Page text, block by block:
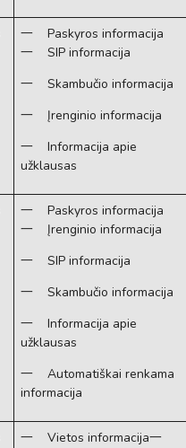
一 Paskyros informacija
一 SIP informacija
一 Skambučio informacija
一 Įrenginio informacija
一 Informacija apie
užklausas
一 Paskyros informacija
一 Įrenginio informacija
一 SIP informacija
一 Skambučio informacija
一 Informacija apie
užklausas
一 Automatiškai renkama
informacija
一 Vietos informacija一